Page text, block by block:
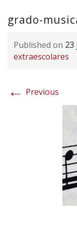
grado-
Published on 23
extraescolares
← Previous